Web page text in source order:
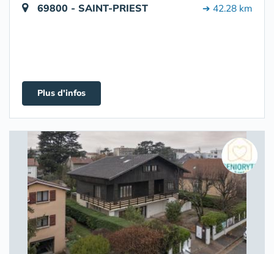
69800 - SAINT-PRIEST ➔ 42.28 km
Plus d'infos